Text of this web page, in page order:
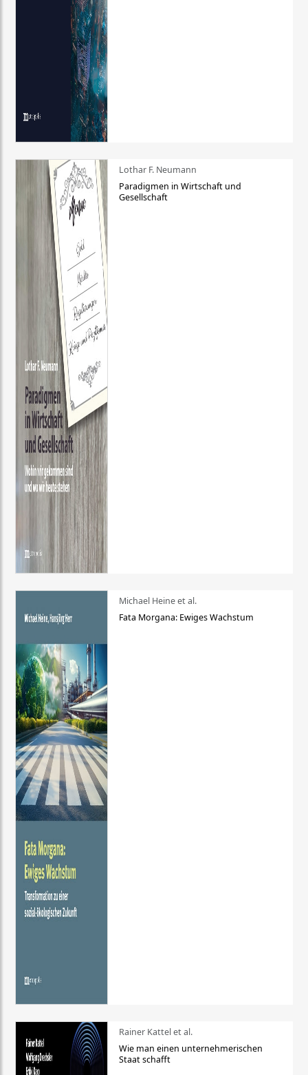
Lothar F. Neumann
Paradigmen in Wirtschaft und
Gesellschaft
Michael Heine et al.
Fata Morgana: Ewiges Wachstum
Rainer Kattel et al.
Wie man einen unternehmerischen
Staat schafft